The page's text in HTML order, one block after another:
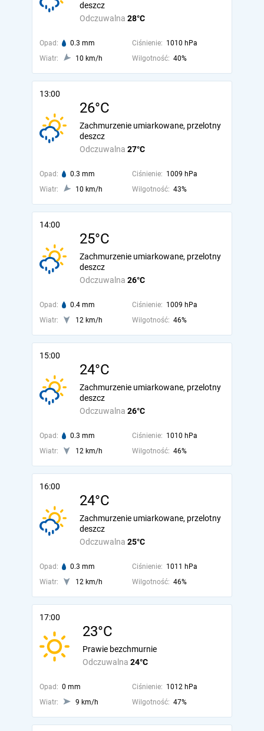
Odczuwalna 28°C
deszcz
Opad: 0.3 mm Ciśnienie: 1010 hPa
Wiatr:
10 km/h Wilgotność: 40%
13:00
26°C
Odczuwalna 27°C
Zachmurzenie umiarkowane, przelotny
deszcz
Opad: 0.3 mm Ciśnienie: 1009 hPa
Wiatr:
10 km/h Wilgotność: 43%
14:00
25°C
Odczuwalna 26°C
Zachmurzenie umiarkowane, przelotny
deszcz
Opad: 0.4 mm Ciśnienie: 1009 hPa
Wiatr:
12 km/h Wilgotność: 46%
15:00
24°C
Odczuwalna 26°C
Zachmurzenie umiarkowane, przelotny
deszcz
Opad: 0.3 mm Ciśnienie: 1010 hPa
Wiatr:
12 km/h Wilgotność: 46%
16:00
24°C
Odczuwalna 25°C
Zachmurzenie umiarkowane, przelotny
deszcz
Opad: 0.3 mm Ciśnienie: 1011 hPa
Wiatr:
12 km/h Wilgotność: 46%
17:00
23°C
Odczuwalna 24°C
Prawie bezchmurnie
Opad: 0 mm Ciśnienie: 1012 hPa
Wiatr:
9 km/h Wilgotność: 47%